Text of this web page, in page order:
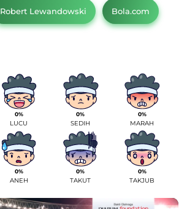
Robert Lewandowski Bola.com
0%
LUCU
0%
SEDIH
0%
MARAH
0%
ANEH
0%
TAKUT
0%
TAKJUB